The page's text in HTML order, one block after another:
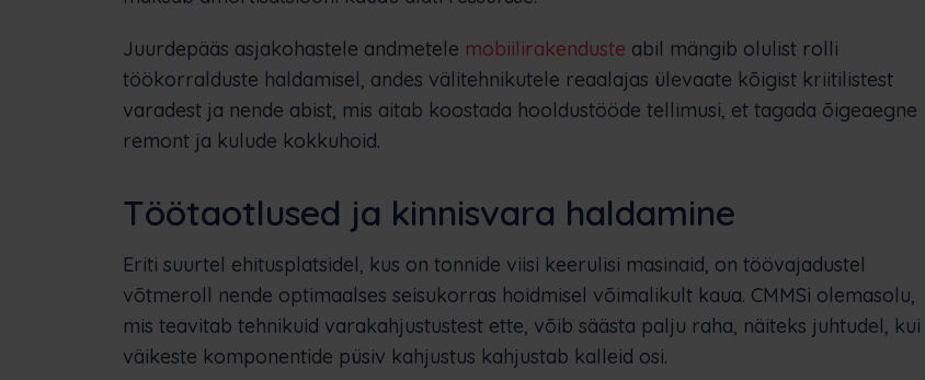
Juurdepääs asjakohastele andmetele mobiilirakenduste abil mängib olulist rolli
töökorralduste haldamisel, andes välitehnikutele reaalajas ülevaate kõigist kriitilistest
varadest ja nende abist, mis aitab koostada hooldustööde tellimusi, et tagada õigeaegne
remont ja kulude kokkuhoid.
Töötaotlused ja kinnisvara haldamine
Eriti suurtel ehitusplatsidel, kus on tonnide viisi keerulisi masinaid, on töövajadustel
võtmeroll nende optimaalses seisukorras hoidmisel võimalikult kaua. CMMSi olemasolu,
mis teavitab tehnikuid varakahjustustest ette, võib säästa palju raha, näiteks juhtudel, kui
väikeste komponentide püsiv kahjustus kahjustab kalleid osi.